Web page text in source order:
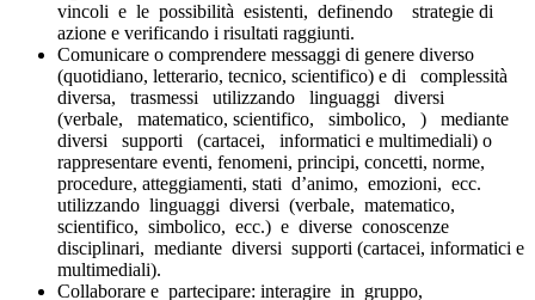
vincoli e le possibilità esistenti, definendo strategie di
azione e verificando i risultati raggiunti.
Comunicare o comprendere messaggi di genere diverso
(quotidiano, letterario, tecnico, scientifico) e di complessità
diversa, trasmessi utilizzando linguaggi diversi
(verbale, matematico, scientifico, simbolico, ) mediante
diversi supporti (cartacei, informatici e multimediali) o
rappresentare eventi, fenomeni, principi, concetti, norme,
procedure, atteggiamenti, stati d’animo, emozioni, ecc.
utilizzando linguaggi diversi (verbale, matematico,
scientifico, simbolico, ecc.) e diverse conoscenze
disciplinari, mediante diversi supporti (cartacei, informatici e
multimediali).
Collaborare e partecipare: interagire in gruppo,